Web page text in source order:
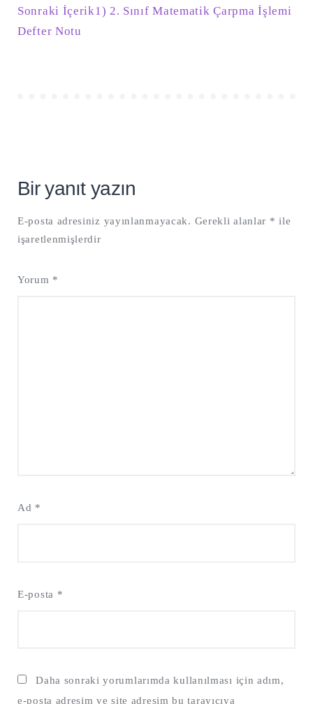
Sonraki İçerik1) 2. Sınıf Matematik Çarpma İşlemi
Defter Notu
Bir yanıt yazın
E-posta adresiniz yayınlanmayacak. Gerekli alanlar * ile
işaretlenmişlerdir
Yorum *
Ad *
E-posta *
Daha sonraki yorumlarımda kullanılması için adım,
e-posta adresim ve site adresim bu tarayıcıya